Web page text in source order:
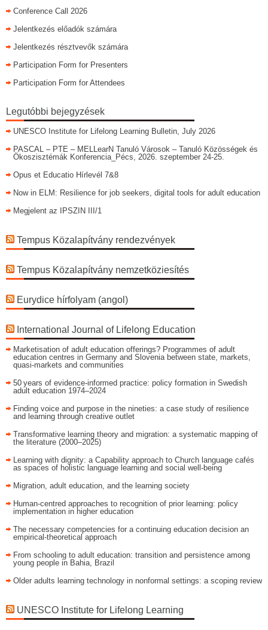
Conference Call 2026
Jelentkezés előadók számára
Jelentkezés résztvevők számára
Participation Form for Presenters
Participation Form for Attendees
Legutóbbi bejegyzések
UNESCO Institute for Lifelong Learning Bulletin, July 2026
PASCAL – PTE – MELLearN Tanuló Városok – Tanuló Közösségek és
Ökoszisztémák Konferencia_Pécs, 2026. szeptember 24-25.
Opus et Educatio Hírlevél 7&8
Now in ELM: Resilience for job seekers, digital tools for adult education
Megjelent az IPSZIN III/1
Tempus Közalapítvány rendezvények
Tempus Közalapítvány nemzetköziesítés
Eurydice hírfolyam (angol)
International Journal of Lifelong Education
Marketisation of adult education offerings? Programmes of adult
education centres in Germany and Slovenia between state, markets,
quasi-markets and communities
50 years of evidence‑informed practice: policy formation in Swedish
adult education 1974–2024
Finding voice and purpose in the nineties: a case study of resilience
and learning through creative outlet
Transformative learning theory and migration: a systematic mapping of
the literature (2000–2025)
Learning with dignity: a Capability approach to Church language cafés
as spaces of holistic language learning and social well-being
Migration, adult education, and the learning society
Human-centred approaches to recognition of prior learning: policy
implementation in higher education
The necessary competencies for a continuing education decision an
empirical-theoretical approach
From schooling to adult education: transition and persistence among
young people in Bahia, Brazil
Older adults learning technology in nonformal settings: a scoping review
UNESCO Institute for Lifelong Learning